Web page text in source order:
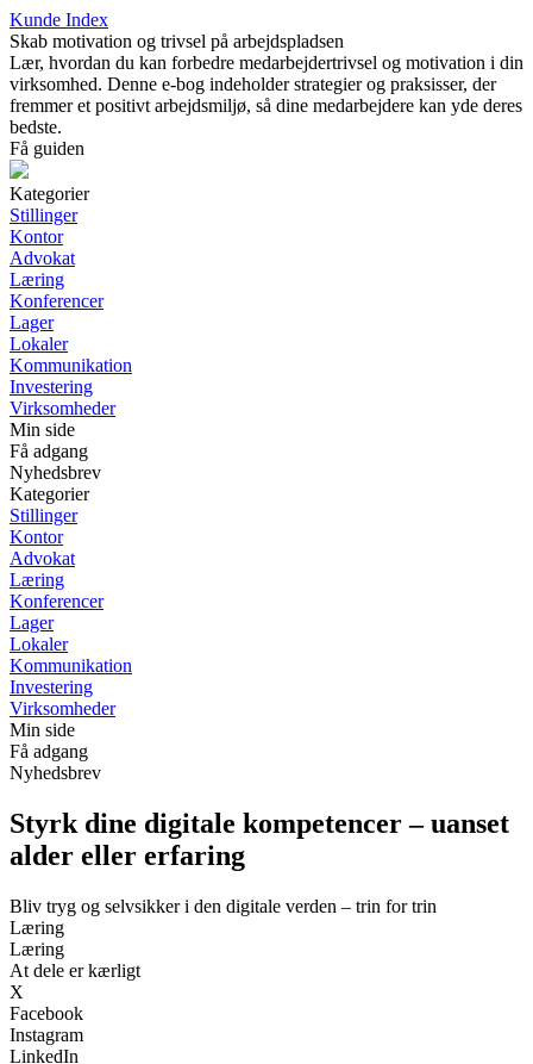
Kunde Index
Skab motivation og trivsel på arbejdspladsen
Lær, hvordan du kan forbedre medarbejdertrivsel og motivation i din
virksomhed. Denne e-bog indeholder strategier og praksisser, der
fremmer et positivt arbejdsmiljø, så dine medarbejdere kan yde deres
bedste.
Få guiden
Kategorier
Stillinger
Kontor
Advokat
Læring
Konferencer
Lager
Lokaler
Kommunikation
Investering
Virksomheder
Min side
Få adgang
Nyhedsbrev
Kategorier
Stillinger
Kontor
Advokat
Læring
Konferencer
Lager
Lokaler
Kommunikation
Investering
Virksomheder
Min side
Få adgang
Nyhedsbrev
Styrk dine digitale kompetencer – uanset
alder eller erfaring
Bliv tryg og selvsikker i den digitale verden – trin for trin
Læring
Læring
At dele er kærligt
X
Facebook
Instagram
LinkedIn